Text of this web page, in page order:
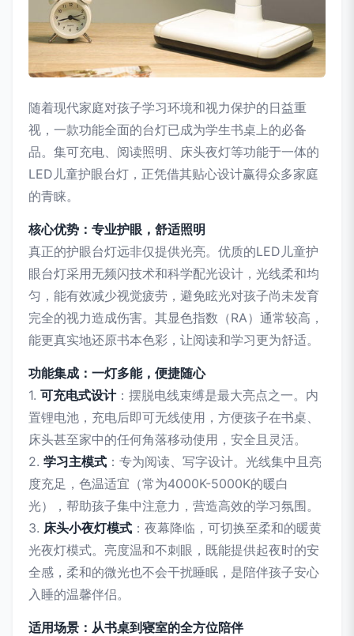
随着现代家庭对孩子学习环境和视力保护的日益重
视，一款功能全面的台灯已成为学生书桌上的必备
品。集可充电、阅读照明、床头夜灯等功能于一体的
LED儿童护眼台灯，正凭借其贴心设计赢得众多家庭
的青睐。
核心优势：专业护眼，舒适照明
真正的护眼台灯远非仅提供光亮。优质的LED儿童护
眼台灯采用无频闪技术和科学配光设计，光线柔和均
匀，能有效减少视觉疲劳，避免眩光对孩子尚未发育
完全的视力造成伤害。其显色指数（RA）通常较高，
能更真实地还原书本色彩，让阅读和学习更为舒适。
功能集成：一灯多能，便捷随心
1. 可充电式设计：摆脱电线束缚是最大亮点之一。内
置锂电池，充电后即可无线使用，方便孩子在书桌、
床头甚至家中的任何角落移动使用，安全且灵活。
2. 学习主模式 ：专为阅读、写字设计。光线集中且亮
度充足，色温适宜（常为4000K-5000K的暖白
光），帮助孩子集中注意力，营造高效的学习氛围。
3. 床头小夜灯模式 ：夜幕降临，可切换至柔和的暖黄
光夜灯模式。亮度温和不刺眼，既能提供起夜时的安
全感，柔和的微光也不会干扰睡眠，是陪伴孩子安心
入睡的温馨伴侣。
适用场景：从书桌到寝室的全方位陪伴